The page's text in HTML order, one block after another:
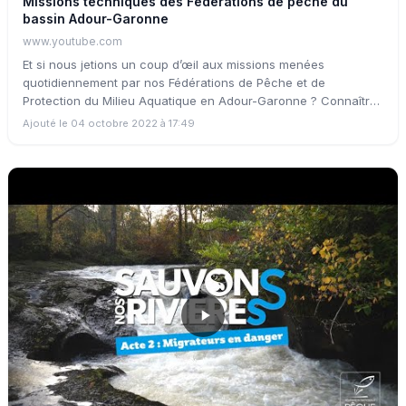
bassin Adour-Garonne
www.youtube.com
Et si nous jetions un coup d’œil aux missions menées
quotidiennement par nos Fédérations de Pêche et de
Protection du Milieu Aquatique en Adour-Garonne ? Connaître
nos cours d'eau, les protéger, les restaurer, s'engager pour
Ajouté le 04 octobre 2022 à 17:49